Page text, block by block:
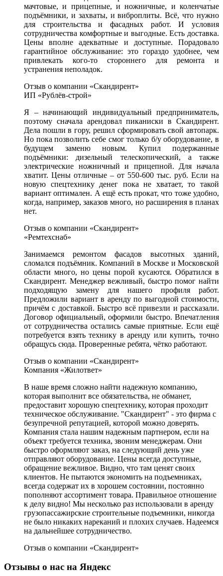
мачтовые, и прицепные, и ножничные, и коленчатые
подъёмники, и захваты, и виброплиты. Всё, что нужно
для строительства и фасадных работ. И условия
сотрудничества комфортные и выгодные. Есть доставка.
Цены вполне адекватные и доступные. Порадовало
гарантийное обслуживание: это гораздо удобнее, чем
привлекать кого-то стороннего для ремонта и
устранения неполадок.
Отзыв о компании «Скандирент»
ИП «Рублёв-строй»
Я – начинающий индивидуальный предприниматель,
поэтому сначала арендовал пиканиски в Скандирент.
Дела пошли в гору, решил сформировать свой автопарк.
Но пока позволить себе смог только б/у оборудование, в
будущем заменю новым. Купил подержанные
подъёмники: дизельный телескопический, а также
электрические ножничный и прицепной. Для начала
хватит. Цены отличные – от 550-600 тыс. руб. Если на
новую спецтехнику денег пока не хватает, то такой
вариант оптимален. А ещё есть прокат, что тоже удобно,
когда, например, заказов много, но расширения в планах
нет.
Отзыв о компании «Скандирент»
«Ремтехснаб»
Занимаемся ремонтом фасадов высотных зданий,
сломался подъёмник. Компаний в Москве и Московской
области много, но цены порой кусаются. Обратился в
Скандирент. Менеджер вежливый, быстро помог найти
подходящую замену для нашего профиля работ.
Предложили вариант в аренду по выгодной стоимости,
причём с доставкой. Быстро всё привезли и рассказали.
Договор официальный, оформили быстро. Впечатления
от сотрудничества остались самые приятные. Если ещё
потребуется взять технику в аренду или купить, точно
обращусь сюда. Проверенные ребята, чётко работают.
Отзыв о компании «Скандирент»
Компания «Жилответ»
В наше время сложно найти надежную компанию,
которая выполнит все обязательства, не обманет,
предоставит хорошую спецтехнику, которая проходит
техническое обслуживание. "Скандирент" - это фирма с
безупречной репутацией, которой можно доверять.
Компания стала нашим надежным партнером, если на
объект требуется техника, звоним менеджерам. Они
быстро оформляют заказ, на следующий день уже
отправляют оборудование. Цены всегда доступные,
обращение вежливое. Видно, что там ценят своих
клиентов. Не пытаются экономить на подъемниках,
всегда содержат их в хорошем состоянии, постоянно
пополняют ассортимент товара. Правильное отношение
к делу видно! Мы несколько раз использовали в аренду
грузопассажирские строительные подъемники, никогда
не было никаких нареканий и плохих случаев. Надеемся
на дальнейшее сотрудничество.
Отзыв о компании «Скандирент»
Отзывы о нас на Яндекс